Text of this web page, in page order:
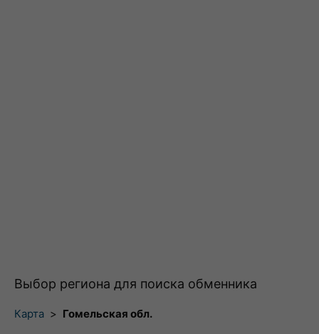
Выбор региона для поиска обменника
Карта > Гомельская обл.